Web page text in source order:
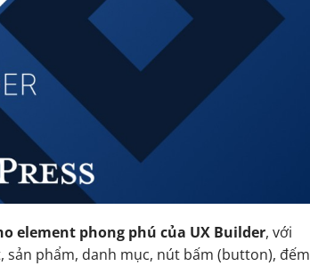
element phong phú của UX Builder, với
phẩm, danh mục, nút bấm (button), đếm